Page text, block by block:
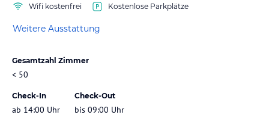
Wifi kostenfrei Kostenlose Parkplätze
Weitere Ausstattung
Gesamtzahl Zimmer
< 50
Check-In
ab 14:00 Uhr
Check-Out
bis 09:00 Uhr